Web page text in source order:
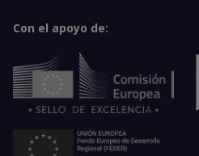
Con el apoyo de: